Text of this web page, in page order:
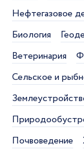
Нефтегазовое
Биология
Ветеринария
Сельское и
Почвоведение